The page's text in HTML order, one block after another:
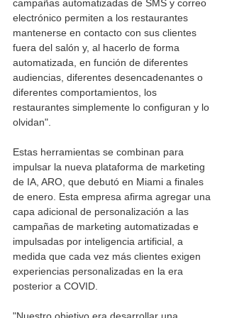
campañas automatizadas de SMS y correo
electrónico permiten a los restaurantes
mantenerse en contacto con sus clientes
fuera del salón y, al hacerlo de forma
automatizada, en función de diferentes
audiencias, diferentes desencadenantes o
diferentes comportamientos, los
restaurantes simplemente lo configuran y lo
olvidan".
Estas herramientas se combinan para
impulsar la nueva plataforma de marketing
de IA, ARO, que debutó en Miami a finales
de enero. Esta empresa afirma agregar una
capa adicional de personalización a las
campañas de marketing automatizadas e
impulsadas por inteligencia artificial, a
medida que cada vez más clientes exigen
experiencias personalizadas en la era
posterior a COVID.